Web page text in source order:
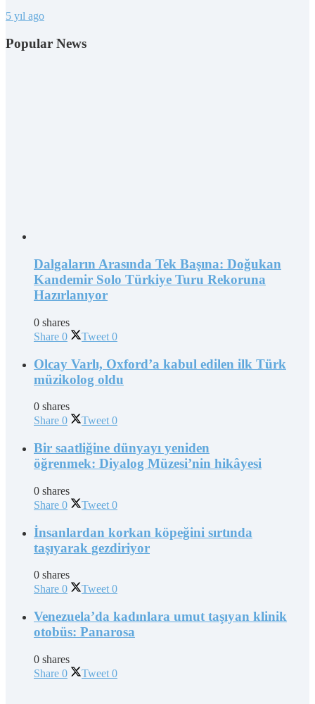
5 yıl ago
Popular News
Dalgaların Arasında Tek Başına: Doğukan
Kandemir Solo Türkiye Turu Rekoruna
Hazırlanıyor
0 shares
Share 0 Tweet 0
Olcay Varlı, Oxford’a kabul edilen ilk Türk
müzikolog oldu
0 shares
Share 0 Tweet 0
Bir saatliğine dünyayı yeniden
öğrenmek: Diyalog Müzesi’nin hikâyesi
0 shares
Share 0 Tweet 0
İnsanlardan korkan köpeğini sırtında
taşıyarak gezdiriyor
0 shares
Share 0 Tweet 0
Venezuela’da kadınlara umut taşıyan klinik
otobüs: Panarosa
0 shares
Share 0 Tweet 0